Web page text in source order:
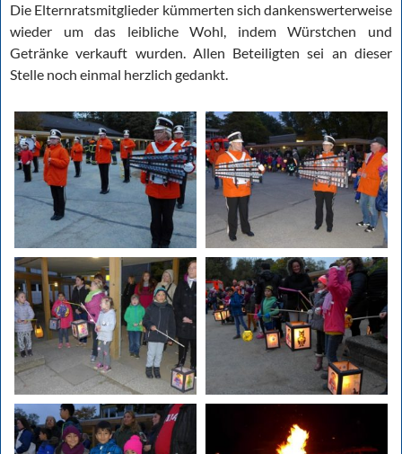
Die Elternratsmitglieder kümmerten sich dankenswerterweise
wieder um das leibliche Wohl, indem Würstchen und
Getränke verkauft wurden. Allen Beteiligten sei an dieser
Stelle noch einmal herzlich gedankt.